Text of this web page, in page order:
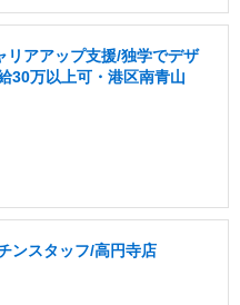
リアアップ支援/独学でデザ
30万以上可・港区南青山
ンスタッフ/高円寺店